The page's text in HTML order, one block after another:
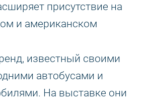
присутствие на
и американском
известный своими
автобусами и
На выставке они